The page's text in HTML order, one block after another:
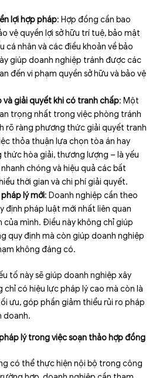
lợi hợp pháp: Hợp đồng cần bao
vệ quyền lợi sở hữu trí tuệ, bảo mật
cá nhân và các điều khoản về bảo
giúp doanh nghiệp tránh được các
đến vi phạm quyền sở hữu và bảo vệ
và giải quyết khi có tranh chấp: Một
trọng nhất trong việc phòng tránh
rõ ràng phương thức giải quyết tranh
thỏa thuận lựa chọn tòa án hay
hòa giải, thương lượng ­­– là yếu
chóng và hiệu quả các bất
thời gian và chi phí giải quyết.
lý mới: Doanh nghiệp cần theo
định pháp luật mới nhất liên quan
của mình. Điều này không chỉ giúp
quy định mà còn giúp doanh nghiệp
không đáng có.
tố này sẽ giúp doanh nghiệp xây
có hiệu lực pháp lý cao mà còn là
ưu, góp phần giảm thiểu rủi ro pháp
doanh.
lý trong việc soạn thảo hợp đồng
có thể thực hiện nội bộ trong công